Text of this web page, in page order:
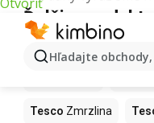
Hľadajte
Ďalšie
Tesco Zmrzlina